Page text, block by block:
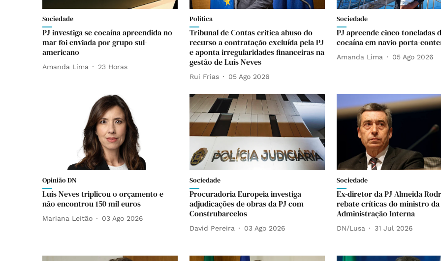
Sociedade
PJ investiga se cocaína apreendida no
mar foi enviada por grupo sul-
americano
Amanda Lima 23 Horas
Política
Tribunal de Contas critica abuso do
recurso a contratação excluída pela PJ
e aponta irregularidades financeiras na
gestão de Luís Neves
Rui Frias 05 Ago 2026
Sociedade
PJ apreende cinco toneladas
cocaína em navio porta-
Amanda Lima 05 Ago 2026
Opinião DN
Luís Neves triplicou o orçamento e
não encontrou 150 mil euros
Mariana Leitão 03 Ago 2026
Sociedade
Procuradoria Europeia investiga
adjudicações de obras da PJ com
Construbarcelos
David Pereira 03 Ago 2026
Sociedade
Ex-diretor da PJ Almeida
rebate críticas do ministro da
Administração Interna
DN/Lusa 31 Jul 2026